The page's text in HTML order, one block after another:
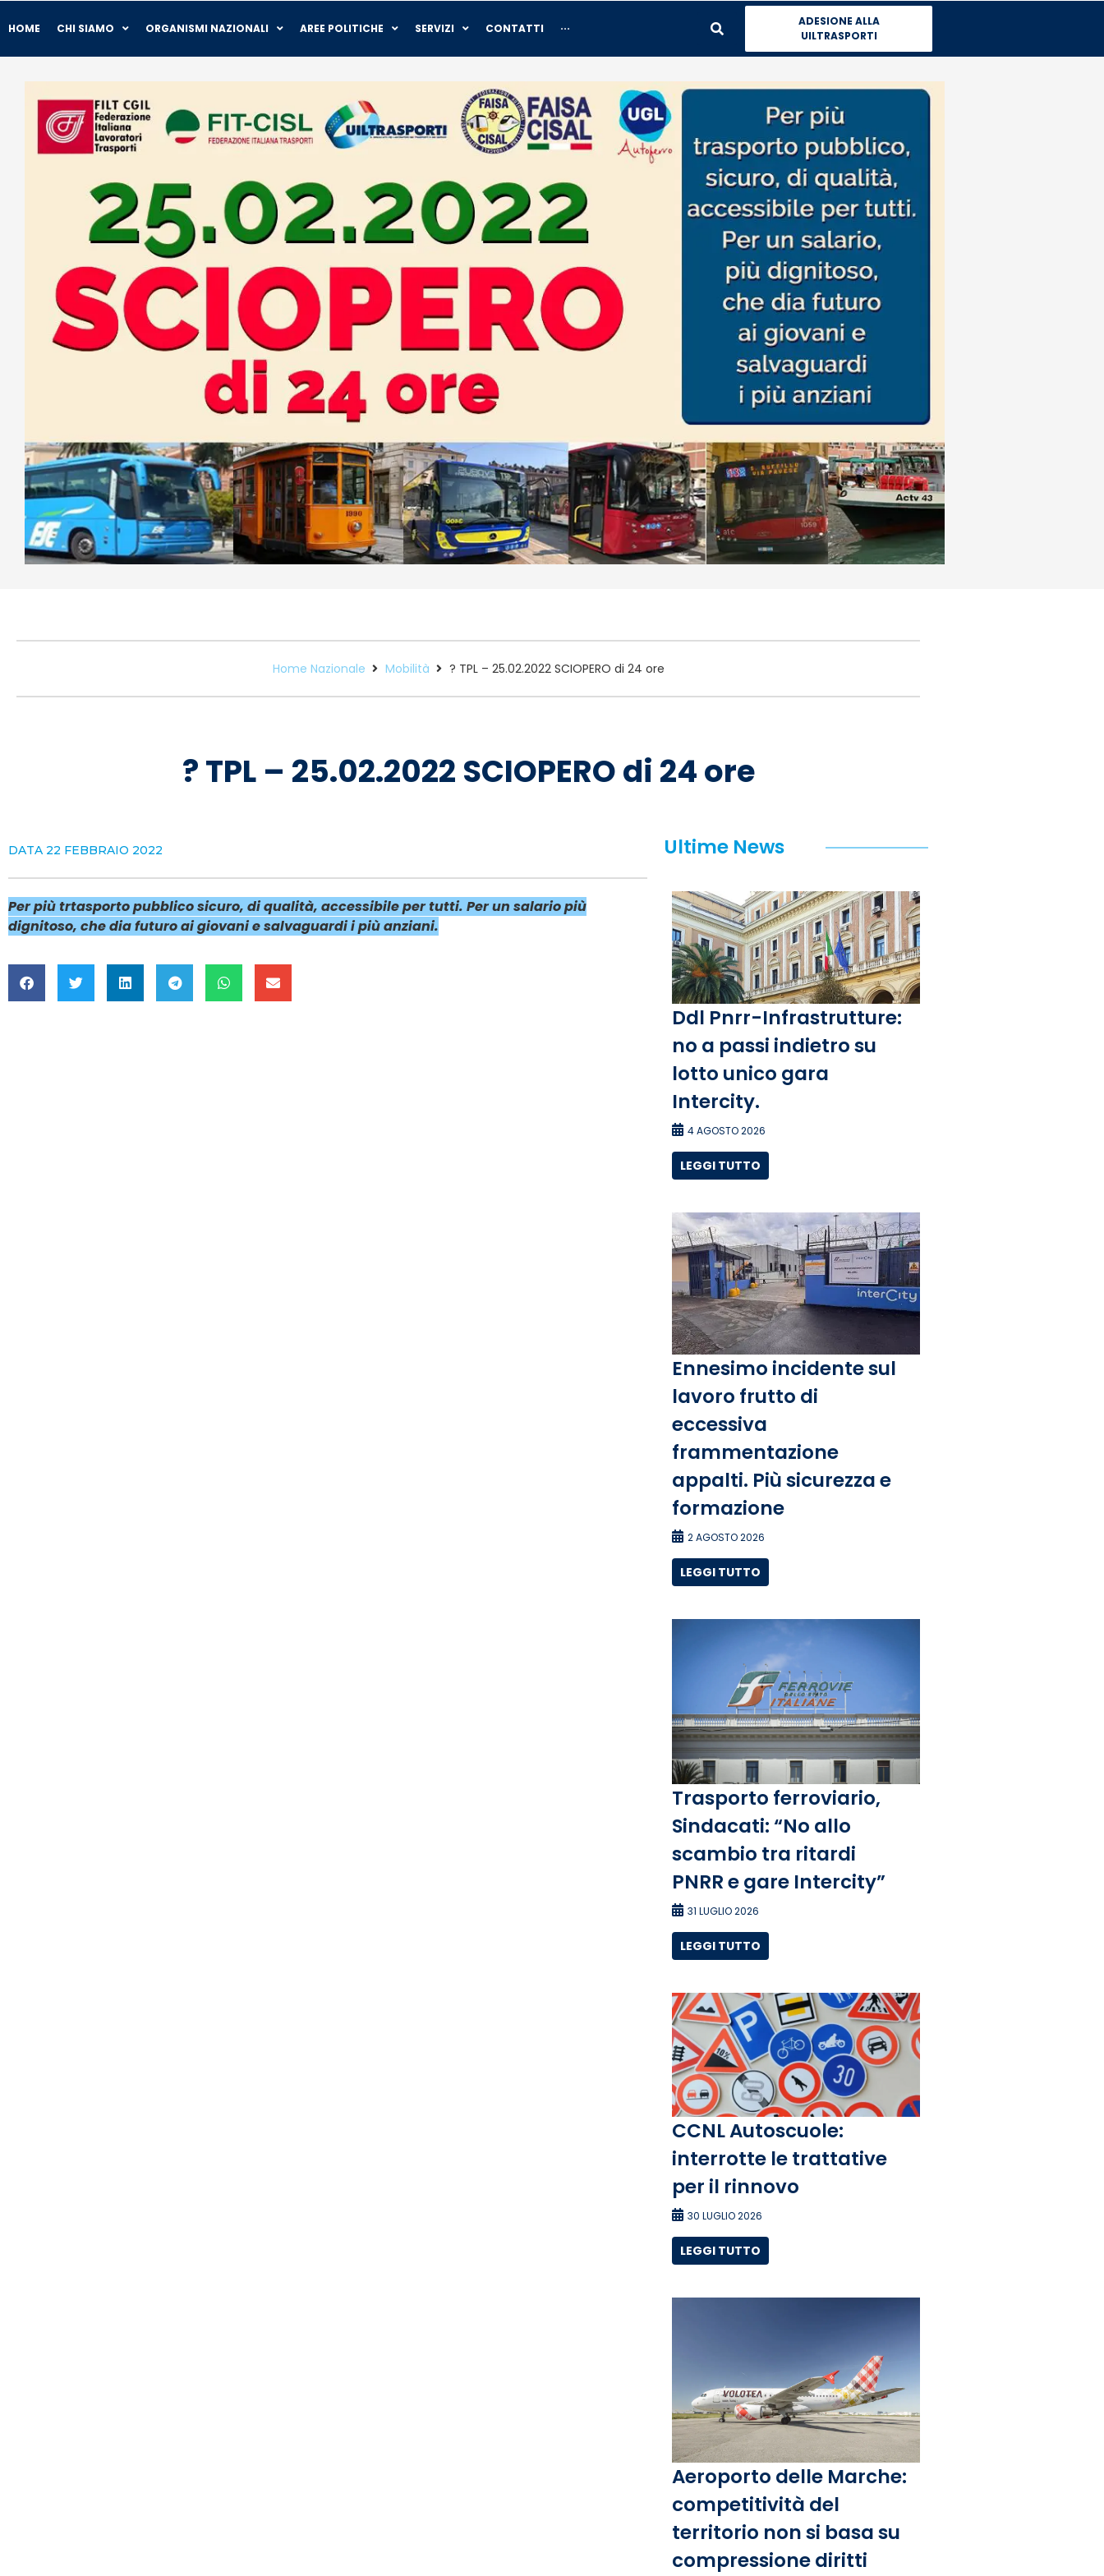
HOME CHI SIAMO ORGANISMI NAZIONALI AREE POLITICHE SERVIZI CONTATTI ···
ADESIONE ALLA
UILTRASPORTI
Home Nazionale Mobilità ? TPL – 25.02.2022 SCIOPERO di 24 ore
? TPL – 25.02.2022 SCIOPERO di 24 ore
DATA 22 FEBBRAIO 2022
Per più trtasporto pubblico sicuro, di qualità, accessibile per tutti. Per un salario più
dignitoso, che dia futuro ai giovani e salvaguardi i più anziani.
Ultime News
Ddl Pnrr-Infrastrutture:
no a passi indietro su
lotto unico gara
Intercity.
4 AGOSTO 2026
LEGGI TUTTO
Ennesimo incidente sul
lavoro frutto di
eccessiva
frammentazione
appalti. Più sicurezza e
formazione
2 AGOSTO 2026
LEGGI TUTTO
Trasporto ferroviario,
Sindacati: “No allo
scambio tra ritardi
PNRR e gare Intercity”
31 LUGLIO 2026
LEGGI TUTTO
CCNL Autoscuole:
interrotte le trattative
per il rinnovo
30 LUGLIO 2026
LEGGI TUTTO
Aeroporto delle Marche:
competitività del
territorio non si basa su
compressione diritti